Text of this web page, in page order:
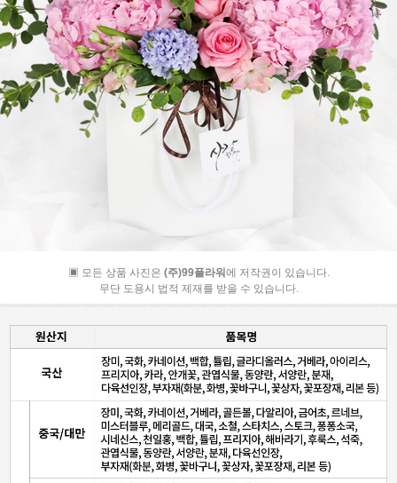
▣ 모든 상품 사진은 (주)99플라워에 저작권이 있습니다.
무단 도용시 법적 제재를 받을 수 있습니다.